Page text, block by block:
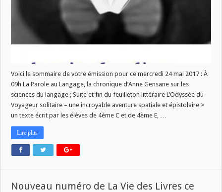
mercredi
24
Voici le sommaire de votre émission pour ce mercredi 24 mai 2017 : À
09h La Parole au Langage, la chronique d’Anne Gensane sur les
sciences du langage ; Suite et fin du feuilleton littéraire L’Odyssée du
Voyageur solitaire – une incroyable aventure spatiale et épistolaire >
un texte écrit par les élèves de 4ème C et de 4ème E, …
Lire plus
Nouveau numéro de La Vie des Livres ce